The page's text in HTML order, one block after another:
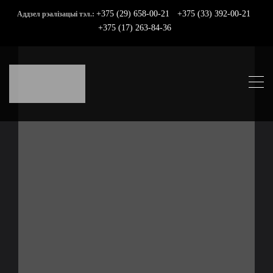
Аддзел рэалізацыі тэл.: +375 (29) 658-00-21
+375 (33) 392-00-21
+375 (17) 263-84-36